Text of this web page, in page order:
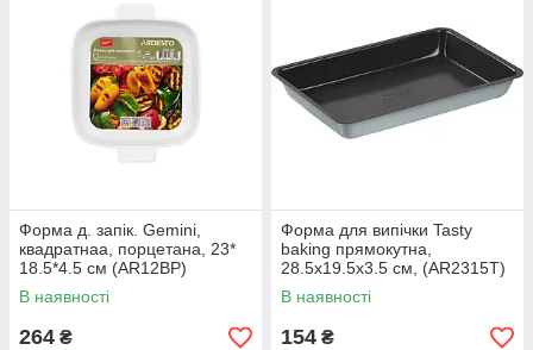
Форма д. запік. Gemini,
квадратнаа, порцетана, 23*
18.5*4.5 см (AR12BP)
Арт.37130 Ardesto
В наявності
264 ₴
Форма для випічки Tasty
baking прямокутна,
28.5x19.5x3.5 см, (AR2315T)
Арт.36396 Ardesto
В наявності
154 ₴